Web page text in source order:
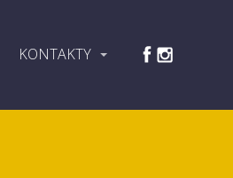
KONTAKTY